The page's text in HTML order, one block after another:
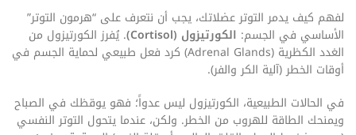
لفهم كيف يدمر التوتر عضلاتك، يجب أن نتعرف على “هرمون التوتر”
الأساسي في الجسم: الكورتيزول (Cortisol)
. يُفرز الكورتيزول من
الغدد الكظرية (Adrenal Glands) كرد فعل طبيعي لحماية الجسم في
أوقات الخطر (آلية الكر والفر).
في الحالات الطبيعية، الكورتيزول ليس عدواً؛ فهو يوقظك في الصباح
ويمنحك الطاقة للهروب من الخطر. ولكن، عندما يتحول التوتر النفسي